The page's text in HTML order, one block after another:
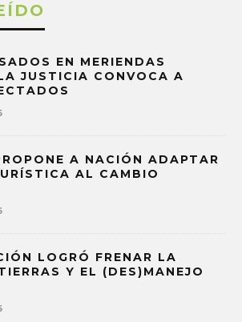
EN MERIENDAS
JUSTICIA CONVOCA A
A NACIÓN ADAPTAR
AL CAMBIO
LOGRÓ FRENAR LA
Y EL (DES)MANEJO